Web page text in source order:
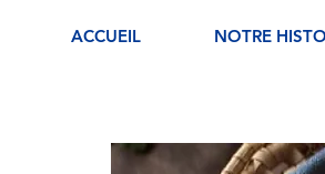
ACCUEIL NOTRE